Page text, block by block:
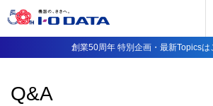
創業50周年 特別企画・最新Topicsは
Q&A